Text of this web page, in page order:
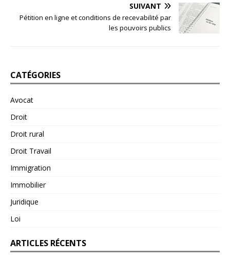
SUIVANT
Pétition en ligne et conditions de recevabilité par
les pouvoirs publics
CATÉGORIES
Avocat
Droit
Droit rural
Droit Travail
Immigration
Immobilier
Juridique
Loi
ARTICLES RÉCENTS